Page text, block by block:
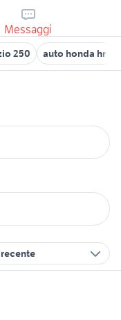
Messaggi
250 auto honda hr v